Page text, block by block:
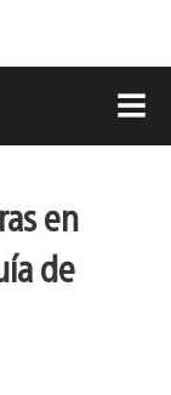
en
de